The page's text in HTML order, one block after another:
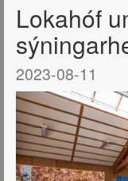
Lokahóf
2023-08-11